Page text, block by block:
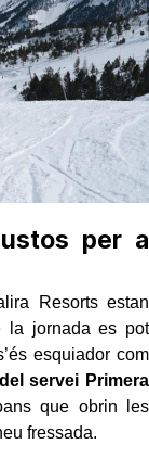
per a
Resorts estan
la jornada es pot
esquiador com
del servei Primera
que obrin les
fressada.